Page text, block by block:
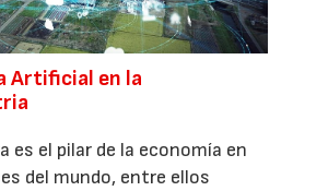
Artificial en la
es el pilar de la economía en
del mundo, entre ellos